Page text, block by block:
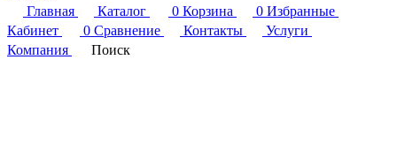
Главная
Каталог 0 Корзина 0 Избранные
Кабинет
0 Сравнение Контакты
Услуги
Компания
Поиск